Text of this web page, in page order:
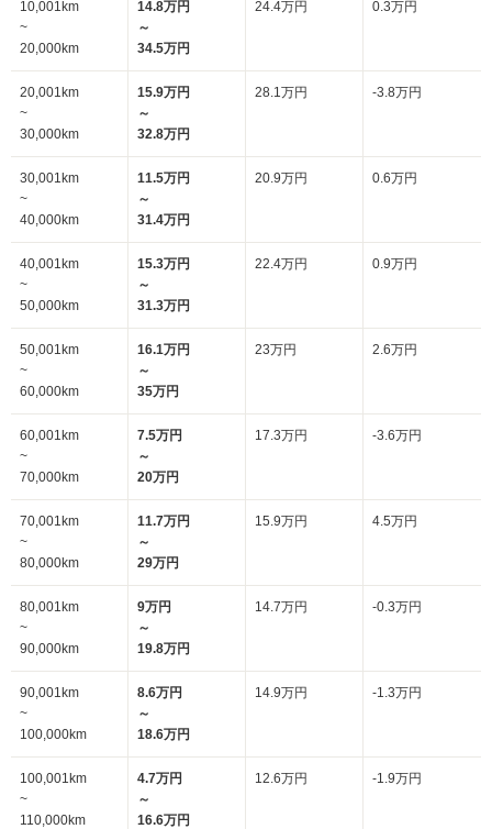
10,001km
~
20,000km
14.8万円
～
34.5万円
24.4万円 0.3万円
20,001km
~
30,000km
15.9万円
～
32.8万円
28.1万円 -3.8万円
30,001km
~
40,000km
11.5万円
～
31.4万円
20.9万円 0.6万円
40,001km
~
50,000km
15.3万円
～
31.3万円
22.4万円 0.9万円
50,001km
~
60,000km
16.1万円
～
35万円
23万円 2.6万円
60,001km
~
70,000km
7.5万円
～
20万円
17.3万円 -3.6万円
70,001km
~
80,000km
11.7万円
～
29万円
15.9万円 4.5万円
80,001km
~
90,000km
9万円
～
19.8万円
14.7万円 -0.3万円
90,001km
~
100,000km
8.6万円
～
18.6万円
14.9万円 -1.3万円
100,001km
~
110,000km
4.7万円
～
16.6万円
12.6万円 -1.9万円